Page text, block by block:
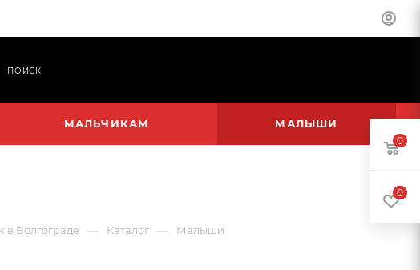
ПОИСК
МАЛЬЧИКАМ МАЛЫШИ
в Волгограде — Каталог — Малыши
0
0